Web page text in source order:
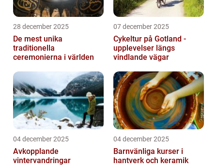
28 december 2025
De mest unika
traditionella
ceremonierna i världen
07 december 2025
Cykeltur på Gotland -
upplevelser längs
vindlande vägar
04 december 2025
Avkopplande
vintervandringar
04 december 2025
Barnvänliga kurser i
hantverk och keramik